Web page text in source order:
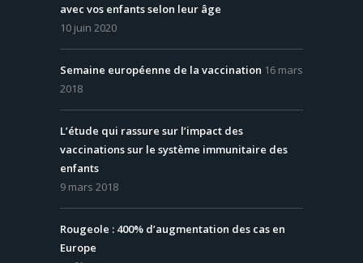
avec vos enfants selon leur âge
10 juin 2020
Semaine européenne de la vaccination 16 mars
2018
L’étude qui rassure sur l’impact des
vaccinations sur le système immunitaire des
enfants
9 mars 2018
Rougeole : 400% d’augmentation des cas en
Europe